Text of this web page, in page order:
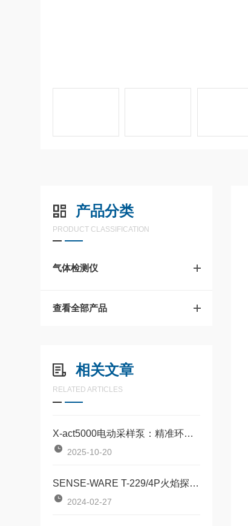
产品分类
PRODUCT CLASSIFICATION
气体检测仪
查看全部产品
相关文章
RELATED ARTICLES
X-act5000电动采样泵：精准环境监测的可靠动力核心
2025-10-20
SENSE-WARE T-229/4P火焰探测器测试灯使用方法
2024-02-27